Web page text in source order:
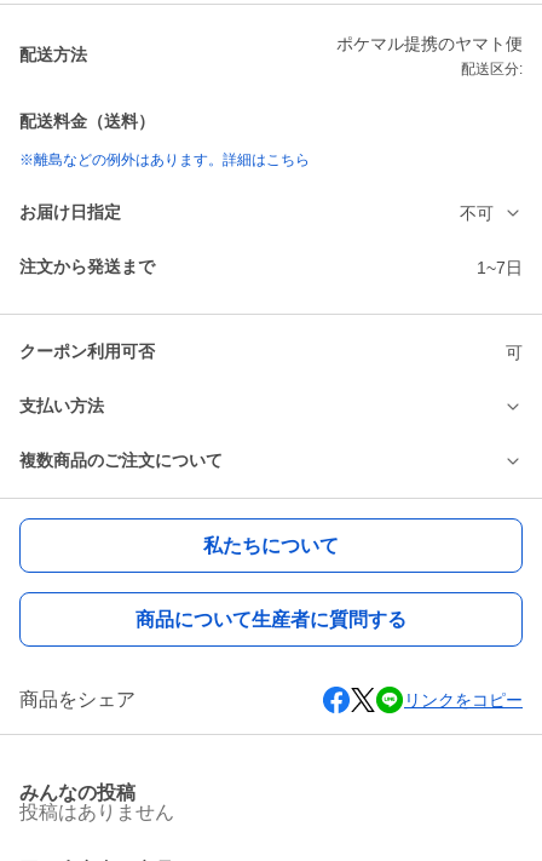
配送方法
ポケマル提携のヤマト便
配送区分:
配送料金（送料）
※離島などの例外はあります。詳細はこちら
お届け日指定 不可
注文から発送まで 1~7日
クーポン利用可否 可
支払い方法
複数商品のご注文について
私たちについて
商品について生産者に質問する
商品をシェア リンクをコピー
みんなの投稿
投稿はありません